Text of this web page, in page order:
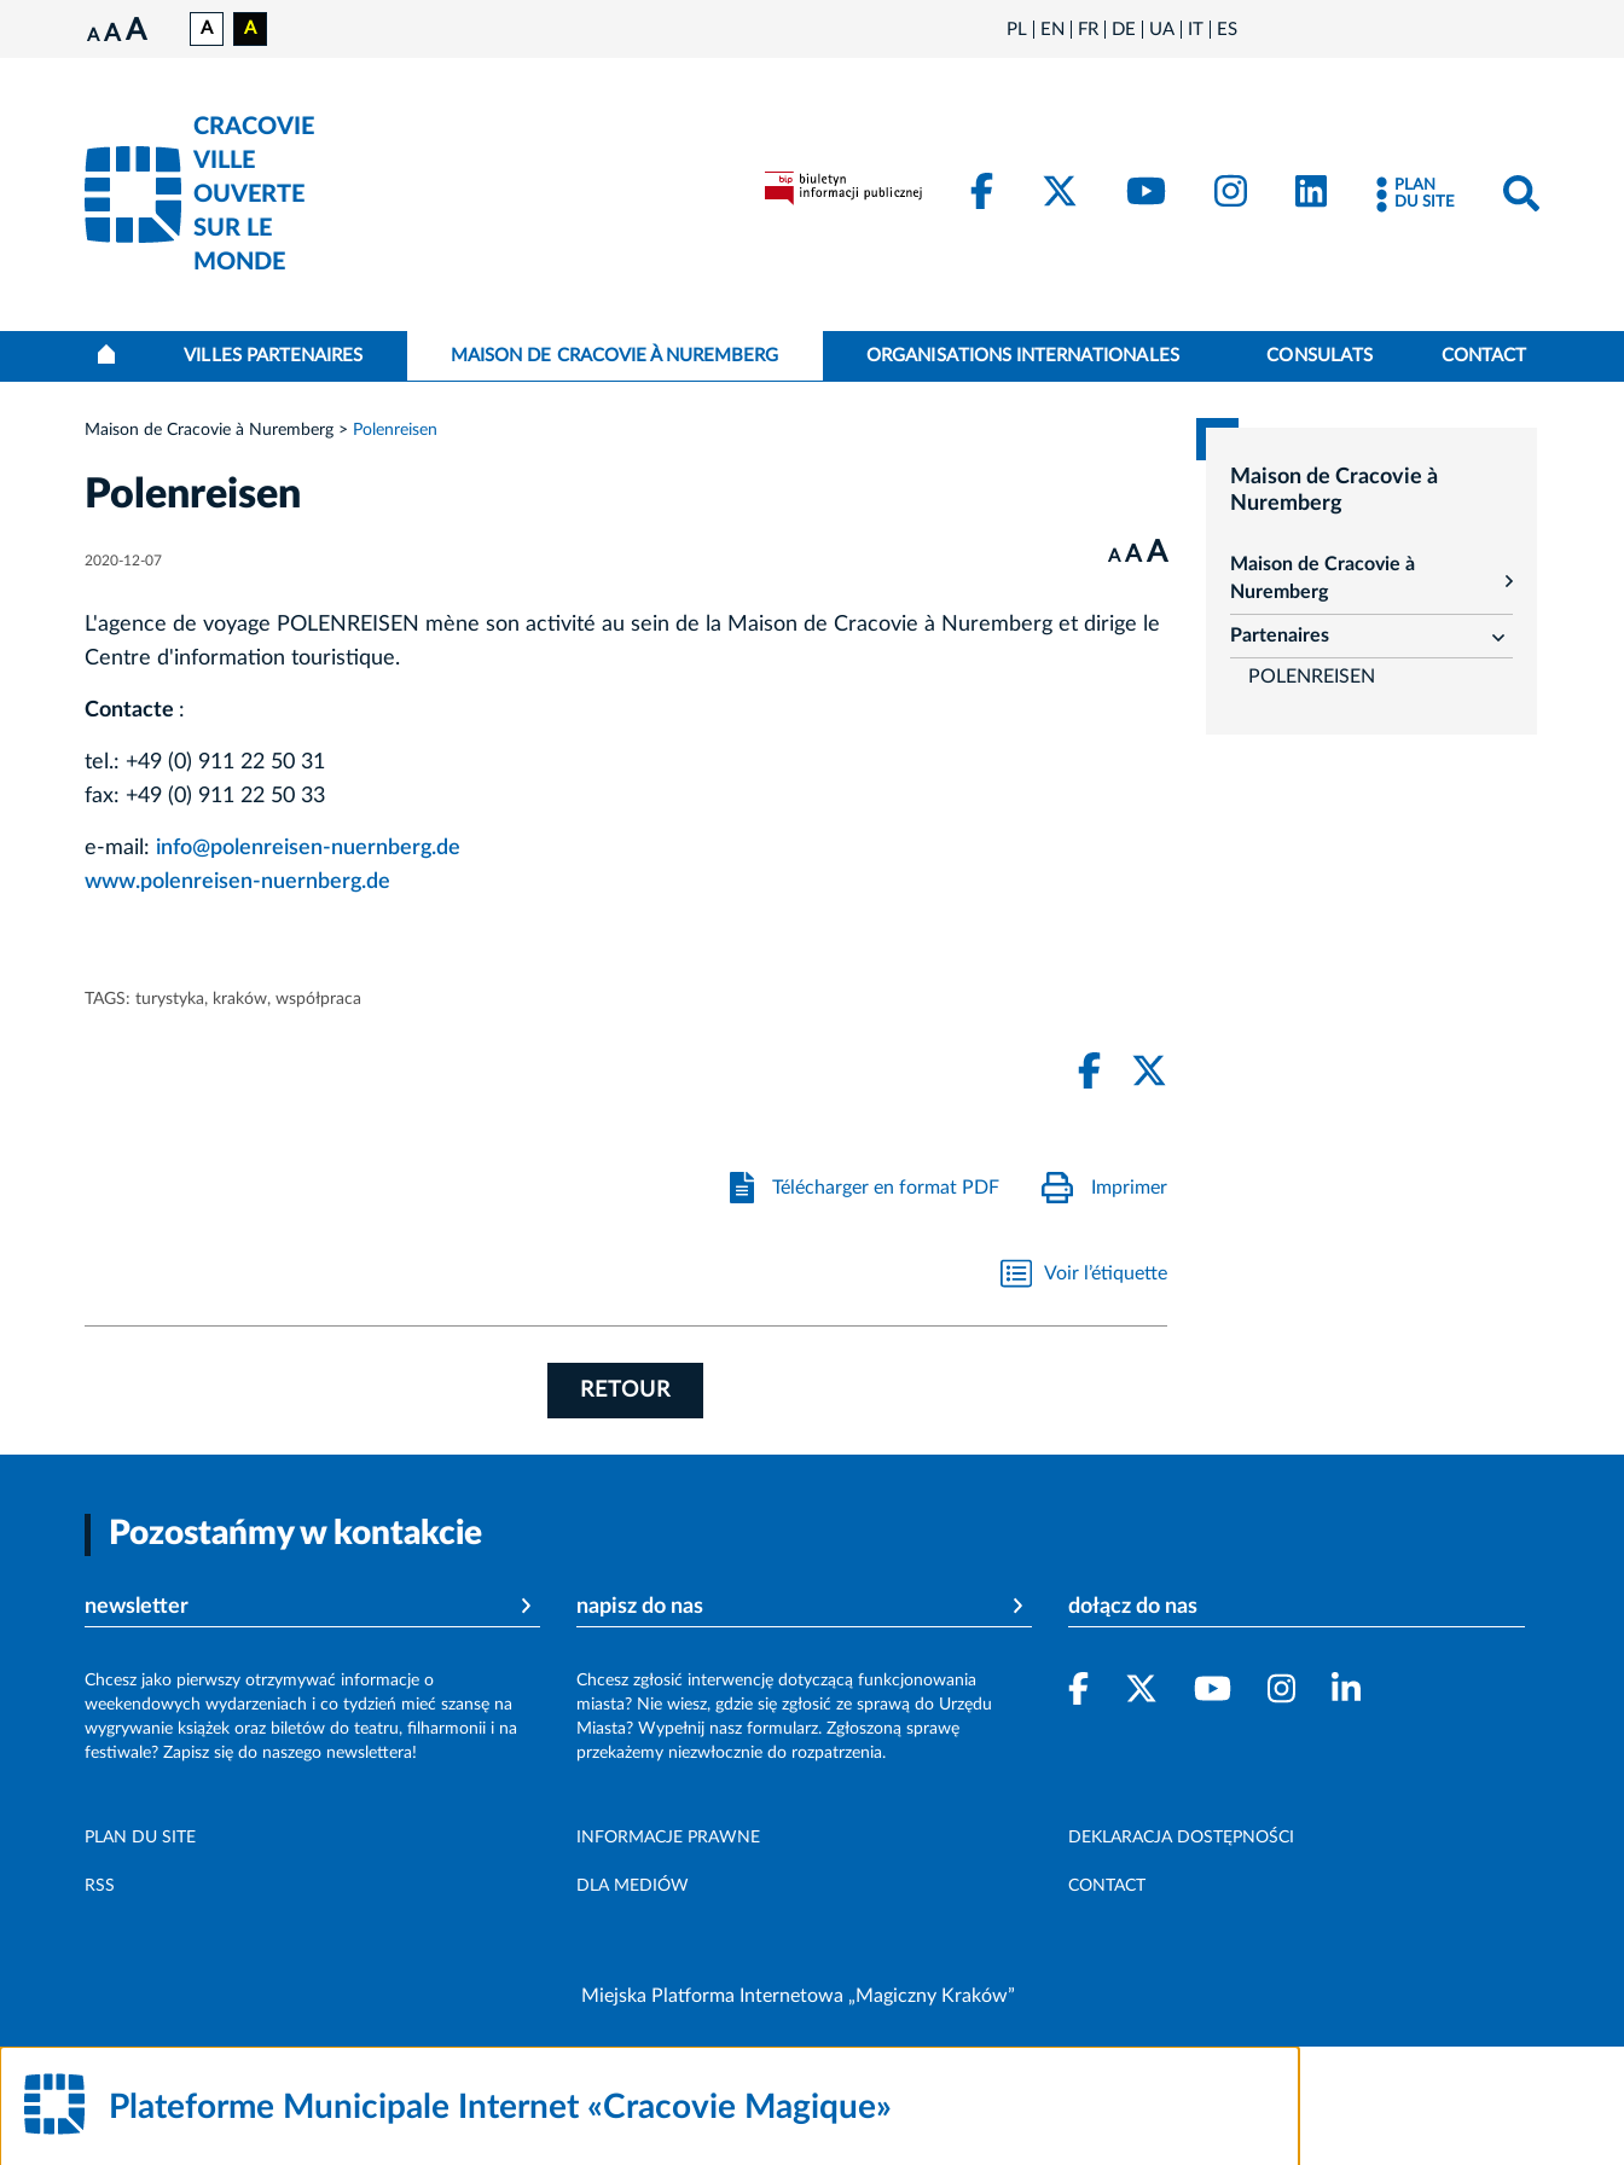
A A A A A PL EN FR DE UA IT ES
CRACOVIE
VILLE
OUVERTE
SUR LE
MONDE
FacebookKraków - X
Kraków - YouTube
Kraków - Instagram
Kraków - LinkedIn
PLAN
DU SITE
VILLES PARTENAIRES MAISON DE CRACOVIE À NUREMBERG ORGANISATIONS INTERNATIONALES CONSULATS CONTACT
Maison de Cracovie à Nuremberg Polenreisen
Polenreisen
2020-12-07 A A A
L'agence de voyage POLENREISEN mène son activité au sein de la Maison de Cracovie à Nuremberg et dirige le
Centre d'information touristique.
Contacte :
tel.: +49 (0) 911 22 50 31
fax: +49 (0) 911 22 50 33
e-mail: info@polenreisen-nuernberg.de
www.polenreisen-nuernberg.de
TAGS: turystyka, kraków, współpraca
Télécharger en format PDF Imprimer
Voir l’étiquette
RETOUR
Maison de Cracovie à
Nuremberg
Maison de Cracovie à
Nuremberg
rozwiń
Partenaires
rozwiń
POLENREISEN
Pozostańmy w kontakcie
newsletter
Chcesz jako pierwszy otrzymywać informacje o
weekendowych wydarzeniach i co tydzień mieć szansę na
wygrywanie książek oraz biletów do teatru, filharmonii i na
festiwale? Zapisz się do naszego newslettera!
napisz do nas
Chcesz zgłosić interwencję dotyczącą funkcjonowania
miasta? Nie wiesz, gdzie się zgłosić ze sprawą do Urzędu
Miasta? Wypełnij nasz formularz. Zgłoszoną sprawę
przekażemy niezwłocznie do rozpatrzenia.
dołącz do nas
PLAN DU SITE INFORMACJE PRAWNE DEKLARACJA DOSTĘPNOŚCI
RSS DLA MEDIÓW CONTACT
Miejska Platforma Internetowa „Magiczny Kraków”
Plateforme Municipale Internet «Cracovie Magique»